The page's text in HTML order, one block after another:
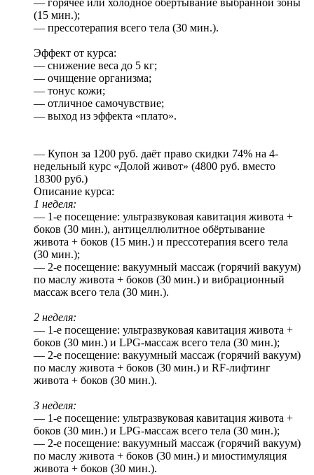
(15 мин.);
— прессотерапия всего тела (30 мин.).
Эффект от курса:
— снижение веса до 5 кг;
— очищение организма;
— тонус кожи;
— отличное самочувствие;
— выход из эффекта «плато».
— Купон за 1200 руб. даёт право скидки 74% на 4-
недельный курс «Долой живот» (4800 руб. вместо
18300 руб.)
Описание курса:
1 неделя:
— 1-е посещение: ультразвуковая кавитация живота +
боков (30 мин.), антицеллюлитное обёртывание
живота + боков (15 мин.) и прессотерапия всего тела
(30 мин.);
— 2-е посещение: вакуумный массаж (горячий вакуум)
по маслу живота + боков (30 мин.) и вибрационный
массаж всего тела (30 мин.).
2 неделя:
— 1-е посещение: ультразвуковая кавитация живота +
боков (30 мин.) и LPG-массаж всего тела (30 мин.);
— 2-е посещение: вакуумный массаж (горячий вакуум)
по маслу живота + боков (30 мин.) и RF-лифтинг
живота + боков (30 мин.).
3 неделя:
— 1-е посещение: ультразвуковая кавитация живота +
боков (30 мин.) и LPG-массаж всего тела (30 мин.);
— 2-е посещение: вакуумный массаж (горячий вакуум)
по маслу живота + боков (30 мин.) и миостимуляция
живота + боков (30 мин.).